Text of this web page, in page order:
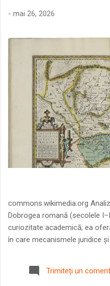
- mai 26, 2026
Sursa
commons.wikimedia.org
Dobrogea romană (secolele
curiozitate academică; ea
în care mecanismele juridice
Într-o epocă în care
era susținută de o mobilitate
Trimiteți un